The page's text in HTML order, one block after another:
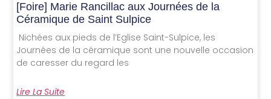
[Foire] Marie Rancillac aux Journées de la
Céramique de Saint Sulpice
Nichées aux pieds de l’Eglise Saint-Sulpice, les
Journées de la céramique sont une nouvelle occasion
de caresser du regard les
Lire La Suite